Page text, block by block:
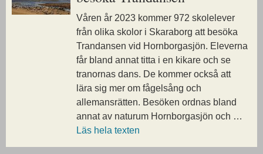
Våren år 2023 kommer 972 skolelever
från olika skolor i Skaraborg att besöka
Trandansen vid Hornborgasjön. Eleverna
får bland annat titta i en kikare och se
tranornas dans. De kommer också att
lära sig mer om fågelsång och
allemansrätten. Besöken ordnas bland
annat av naturum Hornborgasjön och …
Läs hela texten